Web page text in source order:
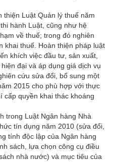
thiện Luật Quản lý thuế năm
hành Luật, cũng như hệ
về thuế; trong đó nghiên
khai thuế. Hoàn thiện pháp luật
khích việc đầu tư, sản xuất,
đại và áp dụng giá dịch vụ
cứu sửa đổi, bổ sung một
2015 cho phù hợp với thực
quyền khai thác khoáng
trong Luật Ngân hàng Nhà
tín dụng năm 2010 (sửa đổi,
tính độc lập của Ngân hàng
sách, lựa chọn công cụ điều
nhà nước) và mục tiêu của